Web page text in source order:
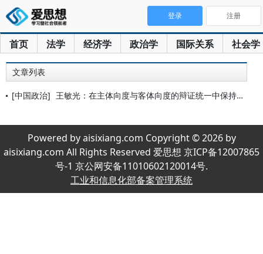
首页 法学 经济学 政治学 国际关系 社会学
登录 注册
文章列表
[中国政治] 王敏光：在主体向度与客体向度的辩证统一中保持历史耐心
Powered by aisixiang.com Copyright © 2026 by
aisixiang.com All Rights Reserved 爱思想 京ICP备12007865
号-1 京公网安备11010602120014号.
工业和信息化部备案管理系统